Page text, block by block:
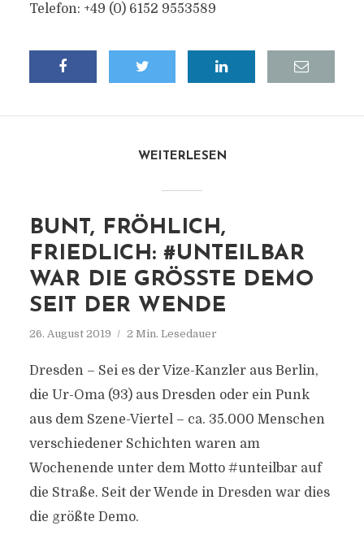
Telefon: +49 (0) 6152 9553589
WEITERLESEN
BUNT, FRÖHLICH,
FRIEDLICH: #UNTEILBAR
WAR DIE GRÖSSTE DEMO
SEIT DER WENDE
26. August 2019 2 Min. Lesedauer
Dresden – Sei es der Vize-Kanzler aus Berlin,
die Ur-Oma (93) aus Dresden oder ein Punk
aus dem Szene-Viertel – ca. 35.000 Menschen
verschiedener Schichten waren am
Wochenende unter dem Motto #unteilbar auf
die Straße. Seit der Wende in Dresden war dies
die größte Demo.